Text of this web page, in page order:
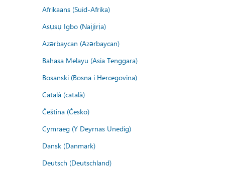
Afrikaans (Suid-Afrika)
Asụsụ Igbo (Naịjịrịa)
Azərbaycan (Azərbaycan)
Bahasa Melayu (Asia Tenggara)
Bosanski (Bosna i Hercegovina)
Català (català)
Čeština (Česko)
Cymraeg (Y Deyrnas Unedig)
Dansk (Danmark)
Deutsch (Deutschland)